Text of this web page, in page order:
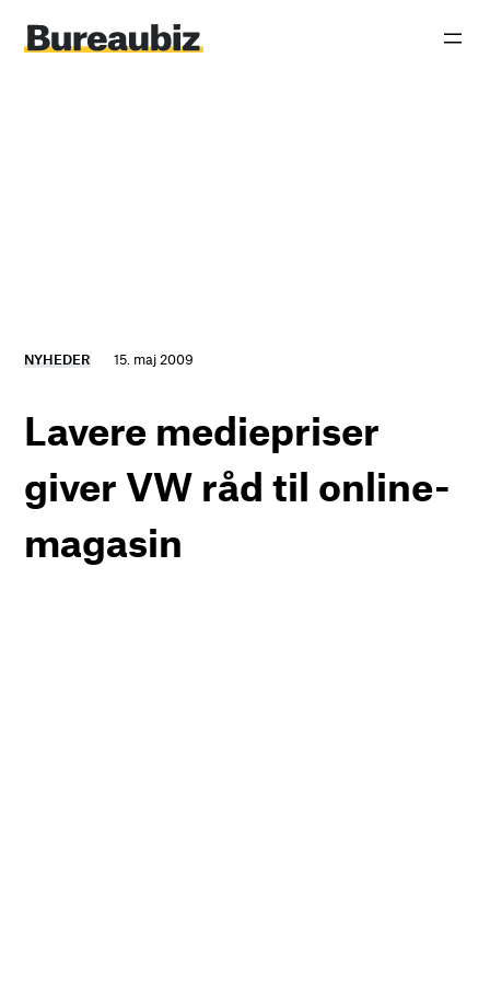
indhold
NYHEDER 15. maj 2009
Lavere mediepriser
giver VW råd til online-
magasin